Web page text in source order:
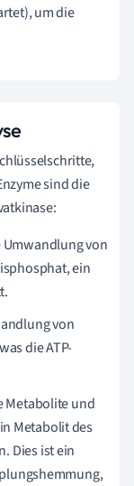
um die
sind die
von
ein
von
die ATP-
Metabolite und
Metabolit des
Dies ist ein